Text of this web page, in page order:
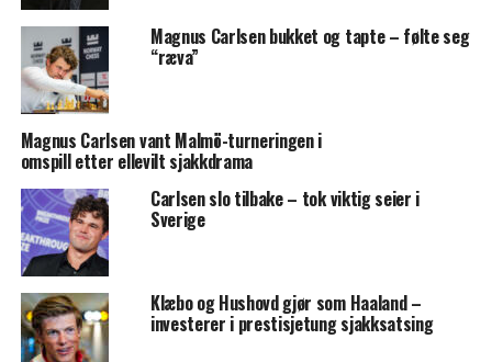
Magnus Carlsen bukket og tapte – følte seg
“ræva”
Magnus Carlsen vant Malmö-turneringen i
omspill etter ellevilt sjakkdrama
Carlsen slo tilbake – tok viktig seier i
Sverige
Klæbo og Hushovd gjør som Haaland –
investerer i prestisjetung sjakksatsing